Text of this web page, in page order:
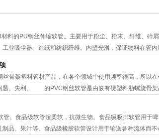
料的PU钢丝伸缩软管。主要用于粉尘、粉末、纤维、碎
业吸尘器、造纸和纺织纤维。内壁光滑，保证物料在管
架塑料管材产品，在各个领域中使用频率很高，所以在
题。失利。 的PVC钢丝软管是由嵌有硬塑料肋螺旋骨架
管。食品级软管超柔软，抗微生物。食品级吸排软管用于
品、果汁等。食品级橡胶软管设计用于输送各种流体而